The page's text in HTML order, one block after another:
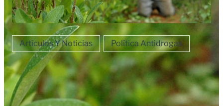
Artículos Y Noticias Política Antidrogas